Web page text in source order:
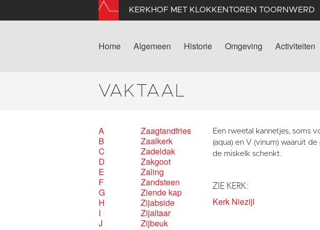
KERKHOF MET KLOKKENTOREN TOORNWERD
Home Algemeen Historie Omgeving Activiteiten
VAKTAAL
A
B
C
D
E
F
G
H
I
J
Zaagtandfries
Zaalkerk
Zadeldak
Zakgoot
Zaling
Zandsteen
Ziende kap
Zijabside
Zijaltaar
Zijbeuk
Een rweetal kannetjes, soms
(aqua) en V (vinum) waaruit
de miskelk schenkt.
ZIE KERK:
Kerk Niezijl